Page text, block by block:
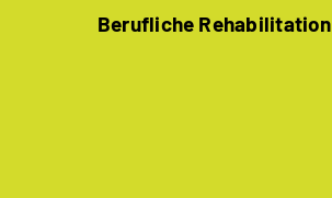
Berufliche Rehabilitation